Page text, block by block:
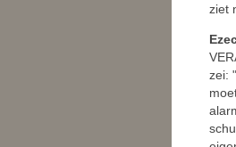
ziet
zei: